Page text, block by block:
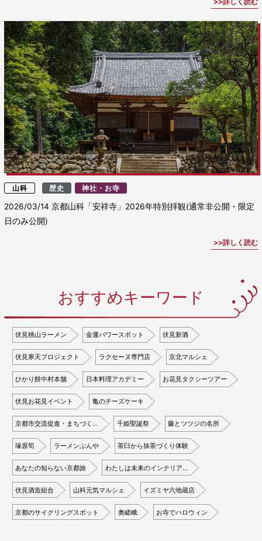
山科 歴史 神社・お寺
2026/03/14京都山科「安祥寺」2026年特別拝観(通常非公開・限定
日のみ公開)
詳しく読む
おすすめキーワード
伏見桃山ラーメン 金運パワースポット 伏見新酒
伏見寒天プロジェクト ラクセーヌ専門店 京北マルシェ
ひかり餅中村本舗 日本料理アカデミー お花見タクシーツアー
伏見お花見イベント 亀のチーズケーキ
京都市交流促進・まちづく… 千姫聖誕祭 藤とツツジの名所
塚原筍 ラーメンぶんや 茶臼から抹茶づくり体験
あなたの知らない京都旅 わたしは未来のインテリア…
伏見酒造組合 山科元気マルシェ イズミヤ六地蔵店
京都のサイクリングスポット 奥嵯峨 お寺でハロウィン